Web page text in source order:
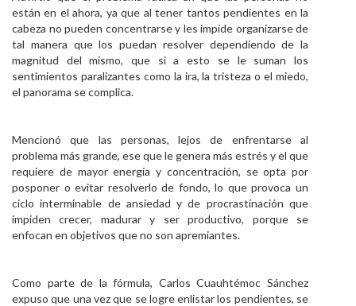
están en el ahora, ya que al tener tantos pendientes en la
cabeza no pueden concentrarse y les impide organizarse de
tal manera que los puedan resolver dependiendo de la
magnitud del mismo, que si a esto se le suman los
sentimientos paralizantes como la ira, la tristeza o el miedo,
el panorama se complica.
Mencionó que las personas, lejos de enfrentarse al
problema más grande, ese que le genera más estrés y el que
requiere de mayor energía y concentración, se opta por
posponer o evitar resolverlo de fondo, lo que provoca un
ciclo interminable de ansiedad y de procrastinación que
impiden crecer, madurar y ser productivo, porque se
enfocan en objetivos que no son apremiantes.
Como parte de la fórmula, Carlos Cuauhtémoc Sánchez
expuso que una vez que se logre enlistar los pendientes, se